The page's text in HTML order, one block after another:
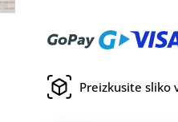
Preizkusite sliko